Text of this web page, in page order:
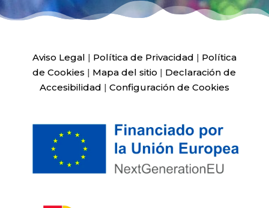
Aviso Legal | Política de Privacidad | Política
de Cookies | Mapa del sitio | Declaración de
Accesibilidad | Configuración de Cookies